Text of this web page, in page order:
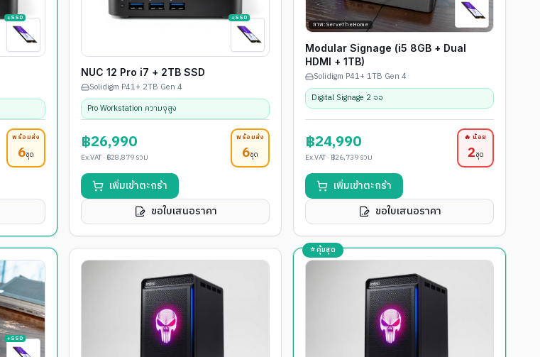
+SSD
พร้อมส่ง
6ชุด
+SSD
NUC 12 Pro i7 + 2TB SSD
Solidigm P41+ 2TB Gen 4
Pro Workstation ความจุสูง
฿26,990
Ex.VAT · ฿28,879รวม
พร้อมส่ง
6ชุด
เพิ่มเข้าตะกร้า
ขอใบเสนอราคา
ภาพ: ServeTheHome
Modular Signage (i5 8GB + Dual
HDMI + 1TB)
Solidigm P41+ 1TB Gen 4
Digital Signage 2 จอ
฿24,990
Ex.VAT · ฿26,739รวม
🔥 น้อย
2ชุด
เพิ่มเข้าตะกร้า
ขอใบเสนอราคา
+SSD
⭐ คุ้มสุด